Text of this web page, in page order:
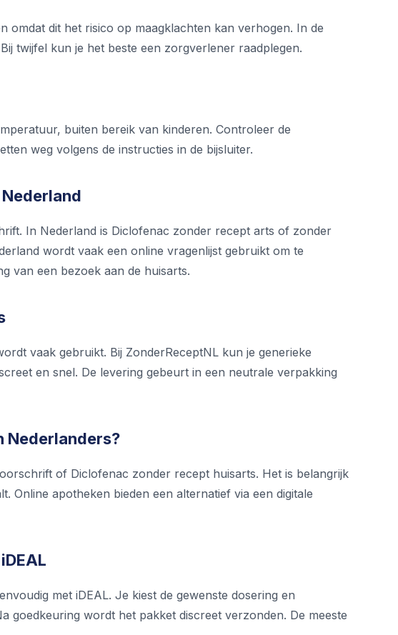
dit het risico op maagklachten kan verhogen. In de
twijfel kun je het beste een zorgverlener raadplegen.
buiten bereik van kinderen. Controleer de
weg volgens de instructies in de bijsluiter.
In Nederland is Diclofenac zonder recept arts of zonder
wordt vaak een online vragenlijst gebruikt om te
van een bezoek aan de huisarts.
vaak gebruikt. Bij ZonderReceptNL kun je generieke
en snel. De levering gebeurt in een neutrale verpakking
Nederlanders?
of Diclofenac zonder recept huisarts. Het is belangrijk
Online apotheken bieden een alternatief via een digitale
met iDEAL. Je kiest de gewenste dosering en
goedkeuring wordt het pakket discreet verzonden. De meeste